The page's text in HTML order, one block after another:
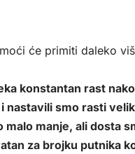
će primiti daleko
konstantan rast
smo rasti
manje, ali dosta
za brojku putnika